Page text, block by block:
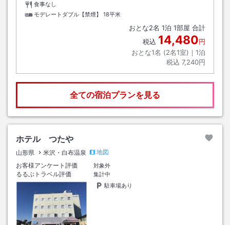
食事なし
モデレートダブル【禁煙】
18平米
おとな2名 1泊 1部屋 合計
税込 14,480円
おとな1名 (2名1室)｜ 1泊
税込 7,240円
全ての宿泊プランを見る
ホテル つたや
山形県 米沢・白布温泉
地図
お客様アンケート評価
対象外
るるぶトラベル評価
集計中
駐車場あり